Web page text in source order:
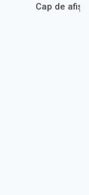
Cap de afiș